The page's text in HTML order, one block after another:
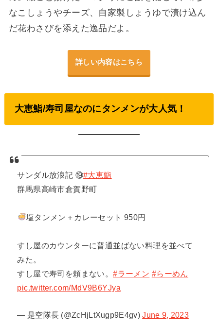
なこしょうやチーズ、自家製しょうゆで漬け込ん
だ花わさびを添えた逸品だよ。
詳しい内容はこちら
大恵鮨/寿司屋なのにタンメンが大人気！
サンダル放浪記 ⑲#大恵鮨
群馬県高崎市倉賀野町
塩タンメン＋カレーセット 950円
すし屋のカウンターに普通並ばない料理を並べて
みた。
すし屋で寿司を頼まない。#ラーメン #らーめん
pic.twitter.com/MdV9B6YJya
— 是空隊長 (@ZcHjLtXugp9E4gv)June 9, 2023